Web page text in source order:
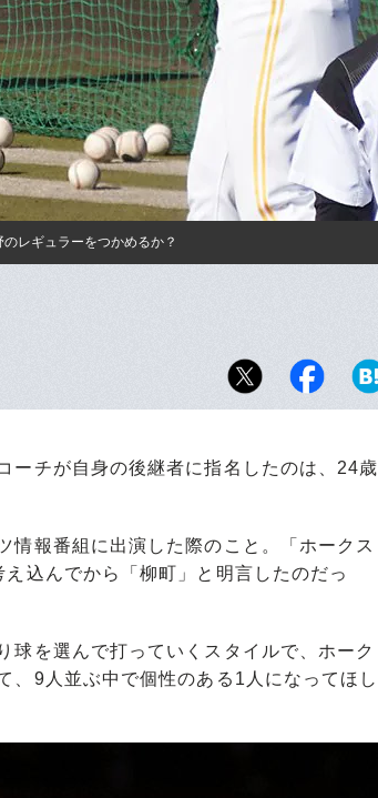
レギュラーをつかめるか？
チが自身の後継者に指名したのは、24歳
報番組に出演した際のこと。「ホークス
込んでから「柳町」と明言したのだっ
球を選んで打っていくスタイルで、ホーク
、9人並ぶ中で個性のある1人になってほし